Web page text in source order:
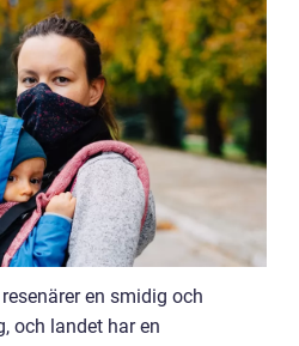
en smidig och
och landet har en